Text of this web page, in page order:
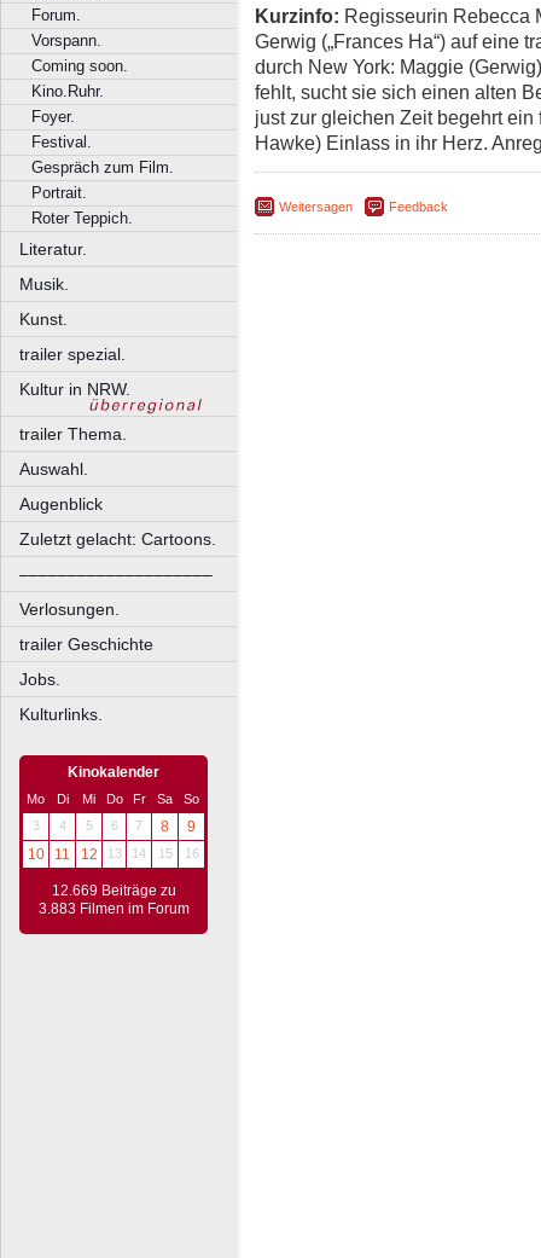
Forum.
Vorspann.
Coming soon.
Kino.Ruhr.
Foyer.
Festival.
Gespräch zum Film.
Portrait.
Roter Teppich.
Literatur.
Musik.
Kunst.
trailer spezial.
Kultur in NRW.
trailer Thema.
Auswahl.
Augenblick
Zuletzt gelacht: Cartoons.
––––––––––––––––––––
Verlosungen.
trailer Geschichte
Jobs.
Kulturlinks.
Kinokalender
Mo Di Mi Do Fr Sa
So
3
4 5 6 7 8
9
10
11 12 13 14 15 16
12.669 Beiträge zu
3.883 Filmen im Forum
Kurzinfo: Regisseurin Rebecca
Gerwig („Frances Ha“) auf eine
durch New York: Maggie
fehlt, sucht sie sich einen alten
just zur gleichen Zeit begehrt
Hawke) Einlass in ihr Herz.
Weitersagen Feedback